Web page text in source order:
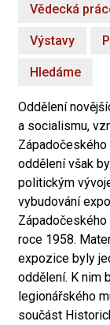
Vědecká
Výstavy
Hledáme
Oddělení
a socialismu,
oddělení však
politickým
vybudování
roce 1958.
expozice byly
oddělení. K nim
legionářského
součást